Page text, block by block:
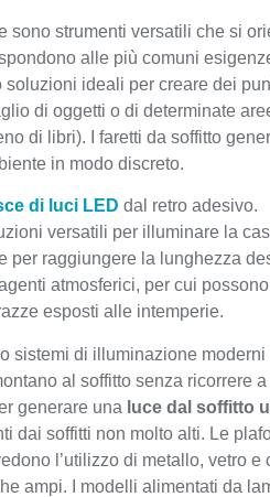
sono strumenti versatili che si
alle più comuni
soluzioni ideali per creare dei
di oggetti o di determinate
di libri). I faretti da soffitto
in modo discreto.
di luci LED dal retro adesivo.
versatili per illuminare la
per raggiungere la lunghezza
atmosferici, per cui
esposti alle intemperie.
sistemi di illuminazione
al soffitto senza ricorrere
generare una luce dal soffitto
dai soffitti non molto alti. Le
l’utilizzo di metallo, vetro
ampi. I modelli alimentati da